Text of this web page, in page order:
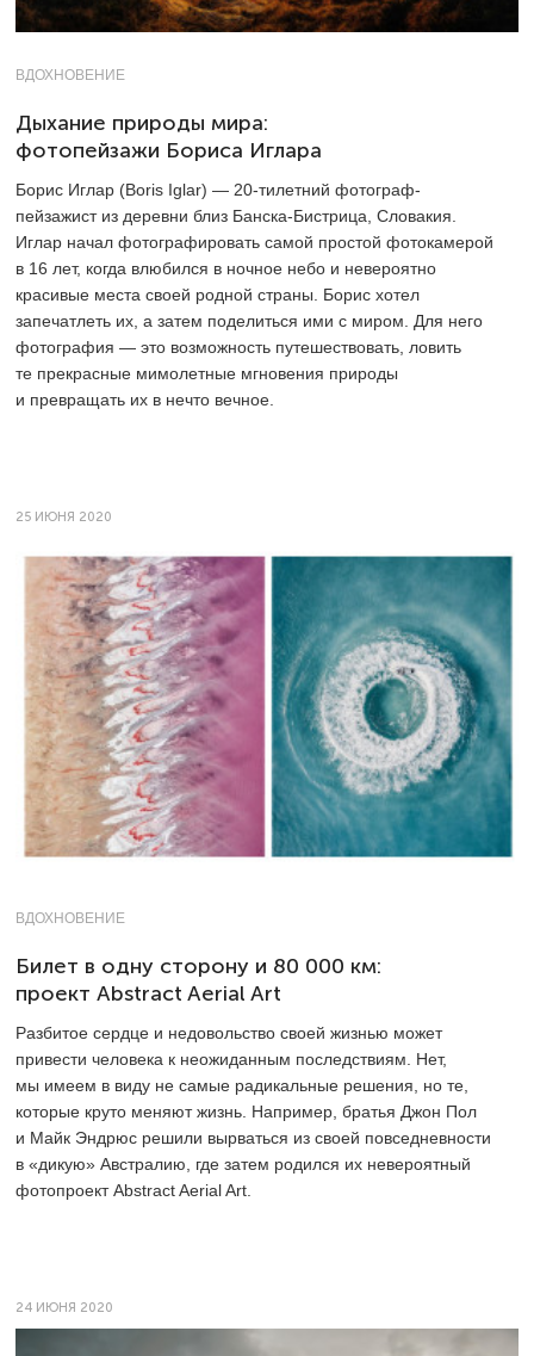
ВДОХНОВЕНИЕ
Дыхание природы мира:
фотопейзажи Бориса Иглара
Борис Иглар (Boris Iglar) — 20-тилетний фотограф-
пейзажист из деревни близ Банска-Бистрица, Словакия.
Иглар начал фотографировать самой простой фотокамерой
в 16 лет, когда влюбился в ночное небо и невероятно
красивые места своей родной страны. Борис хотел
запечатлеть их, а затем поделиться ими с миром. Для него
фотография — это возможность путешествовать, ловить
те прекрасные мимолетные мгновения природы
и превращать их в нечто вечное.
25 ИЮНЯ 2020
ВДОХНОВЕНИЕ
Билет в одну сторону и 80 000 км:
проект Abstract Aerial Art
Разбитое сердце и недовольство своей жизнью может
привести человека к неожиданным последствиям. Нет,
мы имеем в виду не самые радикальные решения, но те,
которые круто меняют жизнь. Например, братья Джон Пол
и Майк Эндрюс решили вырваться из своей повседневности
в «дикую» Австралию, где затем родился их невероятный
фотопроект Abstract Aerial Art.
24 ИЮНЯ 2020